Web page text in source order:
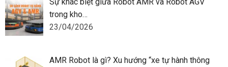
trong kho…
23/04/2026
AMR Robot là gì? Xu hướng “xe tự hành thông